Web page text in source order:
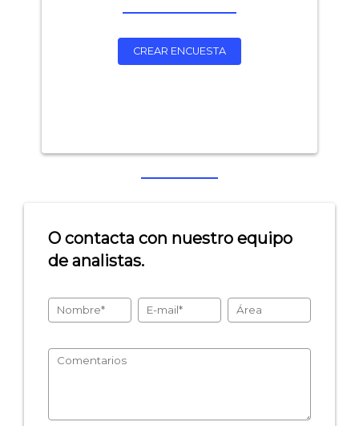
CREAR ENCUESTA
O contacta con nuestro equipo
de analistas.